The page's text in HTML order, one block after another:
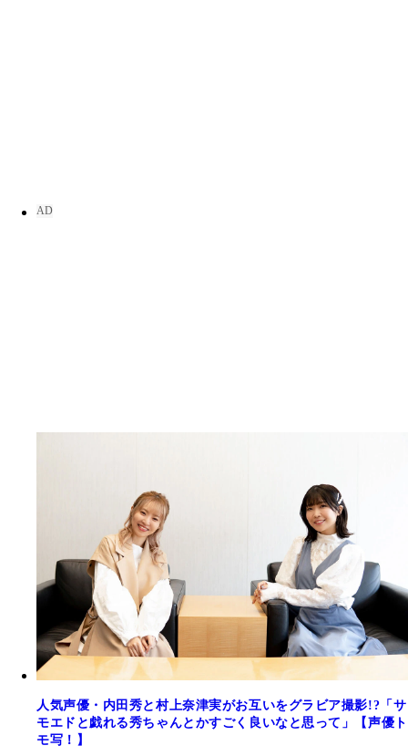
人気声優・内田秀と村上奈津実がお互いをグラビア撮影!?「サ
モエドと戯れる秀ちゃんとかすごく良いなと思って」【声優ト
モ写！】